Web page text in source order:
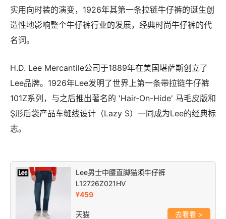
实用向时装的演变，1926年其第一条拉链牛仔裤的诞生创
造性地影响整个牛仔裤行业的发展，经典时尚牛仔裤的代
名词。
H.D. Lee Mercantile公司于1889年在美国堪萨斯创立了
Lee品牌。1926年Lee发明了世界上第一条带拉链牛仔裤
101Z系列，与之后推出著名的 'Hair-On-Hide' 马毛皮版和
Ş形后袋产品车缝线设计（Lazy S）一同成为Lee的经典标
志。
Lee男士中腰直脚猫须牛仔裤
L12726Z021HV
¥459
天猫 >